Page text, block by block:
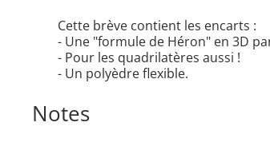
Cette brève contient les encarts :
- Une "formule de Héron" en 3D
- Pour les quadrilatères aussi !
- Un polyèdre flexible.
Notes